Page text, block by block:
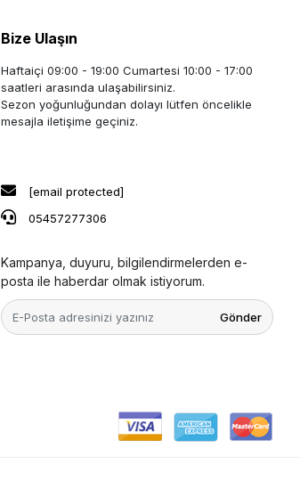
Bize Ulaşın
Haftaiçi 09:00 - 19:00 Cumartesi 10:00 - 17:00
saatleri arasında ulaşabilirsiniz.
Sezon yoğunluğundan dolayı lütfen öncelikle
mesajla iletişime geçiniz.
[email protected]
05457277306
Kampanya, duyuru, bilgilendirmelerden e-
posta ile haberdar olmak istiyorum.
Gönder